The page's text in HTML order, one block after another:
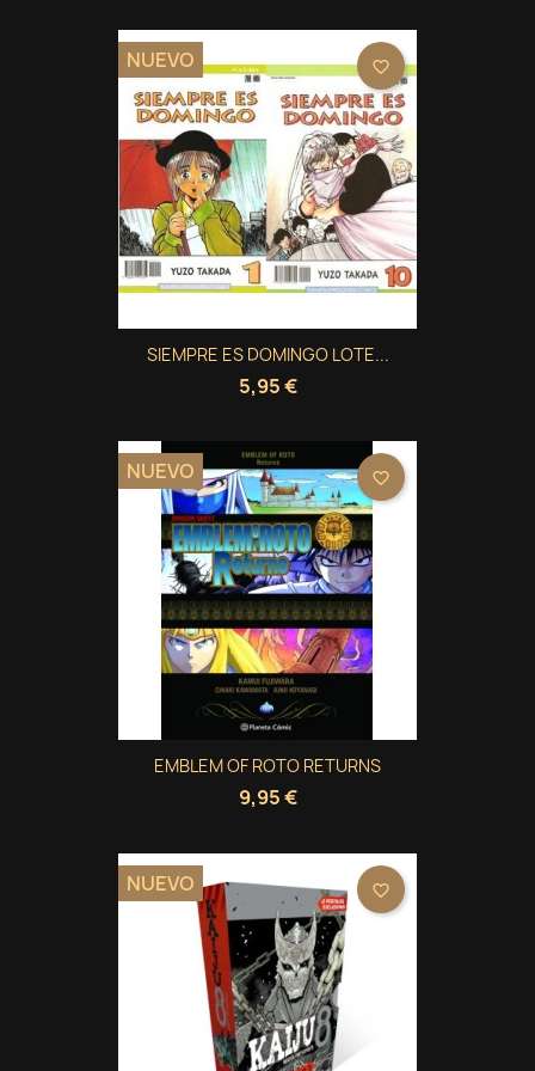
SIEMPRE ES DOMINGO LOTE...
5,95 €
NUEVO favorite_border
EMBLEM OF ROTO RETURNS
9,95 €
NUEVO favorite_border
NUEVO favorite_border